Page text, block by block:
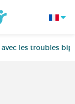
avec les troubles